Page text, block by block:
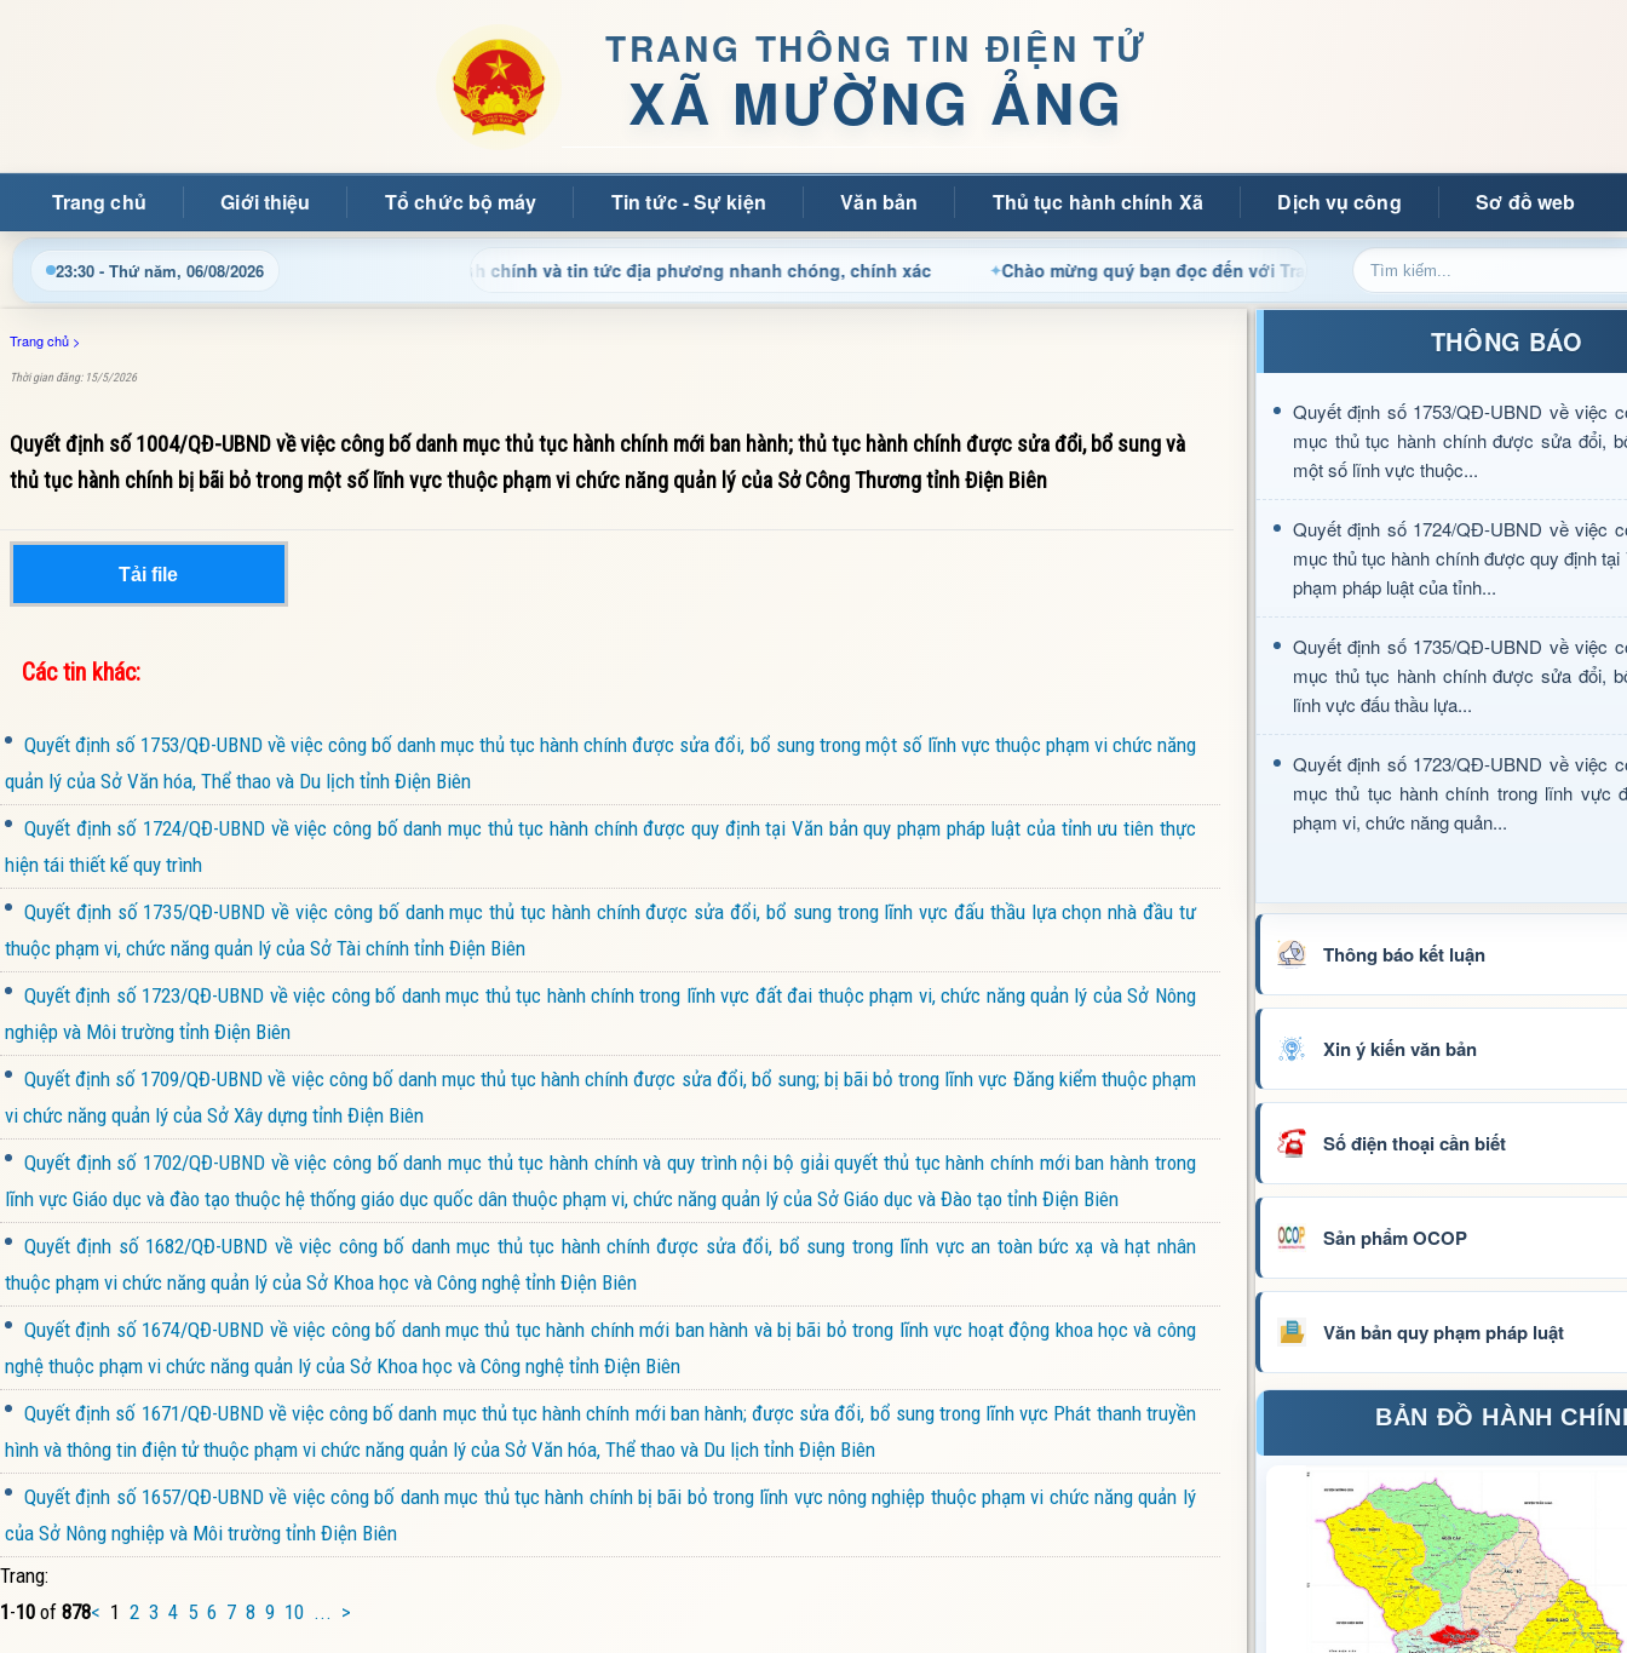
TRANG THÔNG TIN ĐIỆN TỬ
XÃ MƯỜNG ẢNG
Trang chủ Giới thiệu Tổ chức bộ máy Tin tức - Sự kiện Văn bản Thủ tục hành chính Xã Dịch vụ công Sơ đồ web
23:30 - Thứ năm, 06/08/2026
Cập nhật thông tin điều hành, thủ tục hành chính và tin tức địa phương nhanh chóng, chính xác Chào mừng quý bạn đọc đến với Trang thông tin điện tử xã Mường Ảng
Trang chủ >
Thời gian đăng: 15/5/2026
Quyết định số 1004/QĐ-UBND về việc công bố danh mục thủ tục hành chính mới ban hành; thủ tục hành chính được sửa đổi, bổ sung và
thủ tục hành chính bị bãi bỏ trong một số lĩnh vực thuộc phạm vi chức năng quản lý của Sở Công Thương tỉnh Điện Biên
Tải file
Các tin khác:
Quyết định số 1753/QĐ-UBND về việc công bố danh mục thủ tục hành chính được sửa đổi, bổ sung trong một số lĩnh vực thuộc phạm vi chức năng
quản lý của Sở Văn hóa, Thể thao và Du lịch tỉnh Điện Biên
Quyết định số 1724/QĐ-UBND về việc công bố danh mục thủ tục hành chính được quy định tại Văn bản quy phạm pháp luật của tỉnh ưu tiên thực
hiện tái thiết kế quy trình
Quyết định số 1735/QĐ-UBND về việc công bố danh mục thủ tục hành chính được sửa đổi, bổ sung trong lĩnh vực đấu thầu lựa chọn nhà đầu tư
thuộc phạm vi, chức năng quản lý của Sở Tài chính tỉnh Điện Biên
Quyết định số 1723/QĐ-UBND về việc công bố danh mục thủ tục hành chính trong lĩnh vực đất đai thuộc phạm vi, chức năng quản lý của Sở Nông
nghiệp và Môi trường tỉnh Điện Biên
Quyết định số 1709/QĐ-UBND về việc công bố danh mục thủ tục hành chính được sửa đổi, bổ sung; bị bãi bỏ trong lĩnh vực Đăng kiểm thuộc phạm
vi chức năng quản lý của Sở Xây dựng tỉnh Điện Biên
Quyết định số 1702/QĐ-UBND về việc công bố danh mục thủ tục hành chính và quy trình nội bộ giải quyết thủ tục hành chính mới ban hành trong
lĩnh vực Giáo dục và đào tạo thuộc hệ thống giáo dục quốc dân thuộc phạm vi, chức năng quản lý của Sở Giáo dục và Đào tạo tỉnh Điện Biên
Quyết định số 1682/QĐ-UBND về việc công bố danh mục thủ tục hành chính được sửa đổi, bổ sung trong lĩnh vực an toàn bức xạ và hạt nhân
thuộc phạm vi chức năng quản lý của Sở Khoa học và Công nghệ tỉnh Điện Biên
Quyết định số 1674/QĐ-UBND về việc công bố danh mục thủ tục hành chính mới ban hành và bị bãi bỏ trong lĩnh vực hoạt động khoa học và công
nghệ thuộc phạm vi chức năng quản lý của Sở Khoa học và Công nghệ tỉnh Điện Biên
Quyết định số 1671/QĐ-UBND về việc công bố danh mục thủ tục hành chính mới ban hành; được sửa đổi, bổ sung trong lĩnh vực Phát thanh truyền
hình và thông tin điện tử thuộc phạm vi chức năng quản lý của Sở Văn hóa, Thể thao và Du lịch tỉnh Điện Biên
Quyết định số 1657/QĐ-UBND về việc công bố danh mục thủ tục hành chính bị bãi bỏ trong lĩnh vực nông nghiệp thuộc phạm vi chức năng quản lý
của Sở Nông nghiệp và Môi trường tỉnh Điện Biên
Trang:
1-10 of 878< 1 2 3 4 5 6 7 8 9 10 ... >
THÔNG BÁO
Quyết định số 1753/QĐ-UBND về việc
mục thủ tục hành chính được sửa đổi,
một số lĩnh vực thuộc...
Quyết định số 1724/QĐ-UBND về việc
mục thủ tục hành chính được quy định tại
phạm pháp luật của tỉnh...
Quyết định số 1735/QĐ-UBND về việc
mục thủ tục hành chính được sửa đổi,
lĩnh vực đấu thầu lựa...
Quyết định số 1723/QĐ-UBND về việc
mục thủ tục hành chính trong lĩnh vực
phạm vi, chức năng quản...
Thông báo kết luận
Xin ý kiến văn bản
Số điện thoại cần biết
Sản phẩm OCOP
Văn bản quy phạm pháp luật
BẢN ĐỒ HÀNH